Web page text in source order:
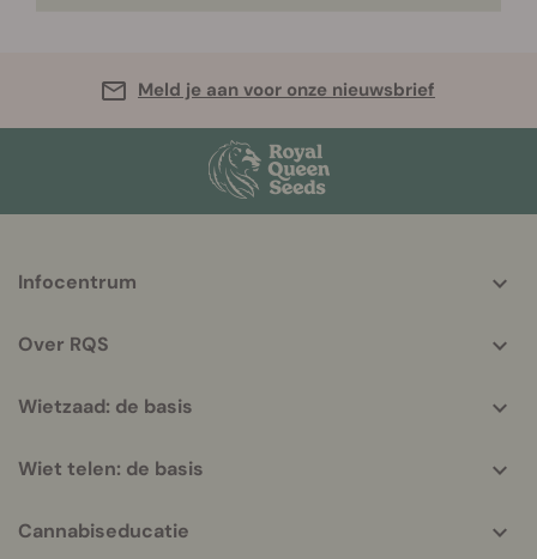
Meld je aan voor onze nieuwsbrief
helpful
Infocentrum
Over RQS
Wietzaad: de basis
Wiet telen: de basis
Cannabiseducatie